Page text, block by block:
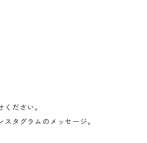
ださい。
タグラムのメッセージ。